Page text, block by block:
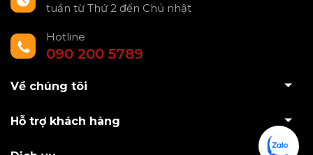
tuần từ Thứ 2 đến Chủ nhật
Hotline
090 200 5789
Về chúng tôi
Hỗ trợ khách hàng